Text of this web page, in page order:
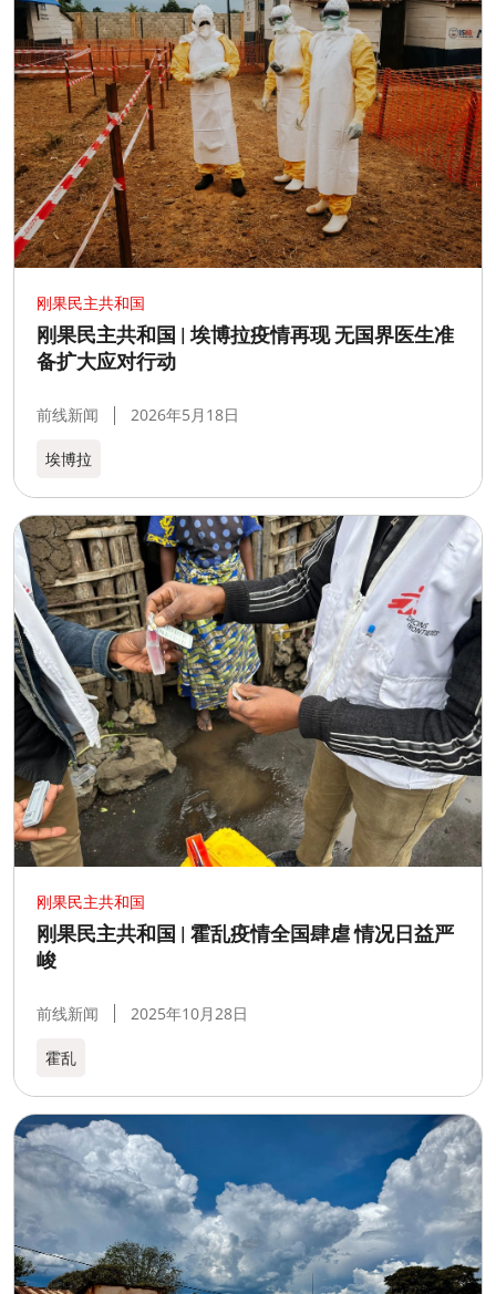
刚果民主共和国
刚果民主共和国 | 埃博拉疫情再现 无国界医生准
备扩大应对行动
前线新闻 2026年5月18日
埃博拉
刚果民主共和国
刚果民主共和国 | 霍乱疫情全国肆虐 情况日益严
峻
前线新闻 2025年10月28日
霍乱